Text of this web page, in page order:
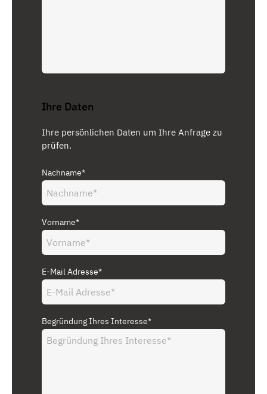
Ihre Daten
Ihre persönlichen Daten um Ihre Anfrage zu
prüfen.
Nachname*
Vorname*
E-Mail Adresse*
Begründung Ihres Interesse*